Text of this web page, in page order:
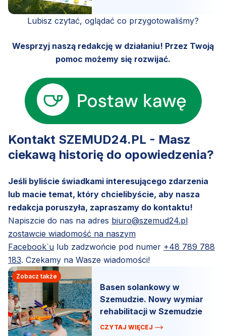
Lubisz czytać, oglądać co przygotowaliśmy?
Wesprzyj naszą redakcję w działaniu! Przez Twoją
pomoc możemy się rozwijać.
Kontakt SZEMUD24.PL - Masz
ciekawą historię do opowiedzenia?
Jeśli byliście świadkami interesującego zdarzenia
lub macie temat, który chcielibyście, aby nasza
redakcja poruszyła, zapraszamy do kontaktu!
Napiszcie do nas na adres biuro@szemud24.pl
zostawcie wiadomość na naszym
Facebook`u lub zadzwońcie pod numer +48 789 788
183. Czekamy na Wasze wiadomości!
Zobacz także
Basen solankowy w
Szemudzie. Nowy wymiar
rehabilitacji w Szemudzie
CZYTAJ WIĘCEJ